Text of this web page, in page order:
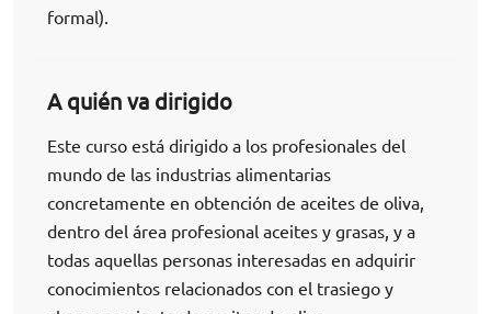
formal).
A quién va dirigido
Este curso está dirigido a los profesionales del
mundo de las industrias alimentarias
concretamente en obtención de aceites de oliva,
dentro del área profesional aceites y grasas, y a
todas aquellas personas interesadas en adquirir
conocimientos relacionados con el trasiego y